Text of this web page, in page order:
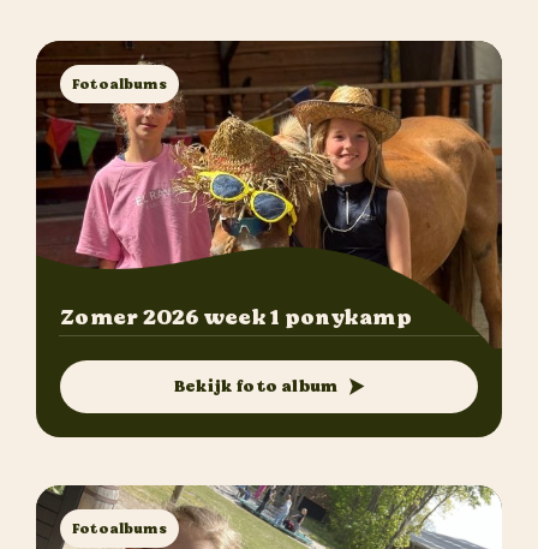
Fotoalbums
Zomer 2026 week 1 ponykamp
Bekijk foto album
Fotoalbums